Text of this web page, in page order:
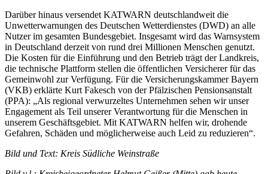
Darüber hinaus versendet KATWARN deutschlandweit die
Unwetterwarnungen des Deutschen Wetterdienstes (DWD) an alle
Nutzer im gesamten Bundesgebiet. Insgesamt wird das Warnsystem
in Deutschland derzeit von rund drei Millionen Menschen genutzt.
Die Kosten für die Einführung und den Betrieb trägt der Landkreis,
die technische Plattform stellen die öffentlichen Versicherer für das
Gemeinwohl zur Verfügung. Für die Versicherungskammer Bayern
(VKB) erklärte Kurt Fakesch von der Pfälzischen Pensionsanstalt
(PPA): „Als regional verwurzeltes Unternehmen sehen wir unser
Engagement als Teil unserer Verantwortung für die Menschen in
unserem Geschäftsgebiet. Mit KATWARN helfen wir, drohende
Gefahren, Schäden und möglicherweise auch Leid zu reduzieren“.
Bild und Text: Kreis Südliche Weinstraße